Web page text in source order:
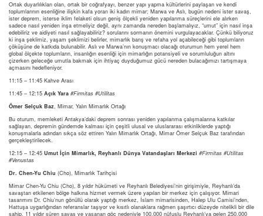
Ortak duyarlılıkları olan, ortak bir coğrafyayı, benzer yapı yapma kültürlerini paylaşan ve kendi
toplumlarının esenliğine ilişkin kafa yoran iki kadın mimar; Marwa ve Aslı, bugün nedeni ister savaş,
ister deprem, isterse iklim felaketi olsun geniş ölçekli yeniden yapılanma süreçlerini ele alırken
sadece nasıl yeniden inşa etmeliyiz değil, aynı zamanda nereden başlamalıyız, “umut” için nasıl inşa
edebiliriz ve aidiyeti nasıl sağlayabiliriz? sorularını sormanın önemini vurgulayacaklar. Çünkü biliyoruz
ki inşa şeklimiz, yaşam şeklimizi belirler, mimarlık barış ve refaha yol açabileceği gibi toplumların
çöküşüne de katkıda bulunabilir. Aslı ve Marwa’nın konuşmacı olacağı oturumun hem yerel hem
global ölçekte toplumların, insanlığın esenliği için mimarlığın potansiyeli ve sorumluluğun altını
çizerken geleceğe umutla bakmak için ihtiyaç duyduğumuz gücü nereden bulacağımızı tartışmaya
açmasını hedefleniyor.
11:15 – 11:45 Kahve Arası
11:45 – 12:15 Açık Yara #Firmitas #Utilitas
Ömer Selçuk Baz, Mimar, Yalın Mimarlık Ortağı
Bu oturum, memleketi Antakya’daki deprem sonrası yeniden yapılanma çalışmalarına katkılar
sağlayan, depremin gündemde kalması için çeşitli ulusal ve uluslararası etkinliklerde yaptığı
konuşmalarla adından sıkça söz ettiren Yalın Mimarlık Ortağı, Mimar Ömer Selçuk Baz tarafından
gerçekleştirilecek.
12:15 – 12:45 Umut İçin Mimarlık, Reyhanlı Dünya Vatandaşları Merkezi #Firmitas #Utilitas
#Venustas
Dr. Chen-Yu Chiu (Cho), Mimarlık Tarihçisi
Mimar Chen-Yu Chiu (Cho), 8 yıldır hükümeti ve Reyhanlı Belediyesi’nin girişimiyle, Reyhanlı’da
savaştan etkilenen bölge halkına hizmet vermek üzere yapılan bir merkez için çalışıyor. Mimari
tasarımını Dr. Chiu’nun gönüllü olarak yaptığı merkez, İslam mimarisinden, Halep Ulu Camisi’nden,
Hattuşa uygarlığından referanslar taşıyor ve kısıtlı olanaklara rağmen şaşırtıcı düzeyde nitelikli bir dile
sahip. 11 yıldır süren savaş ve yaşanan göç nedeniyle 100.000 nüfuslu Reyhanlı’ya gelen 250.000